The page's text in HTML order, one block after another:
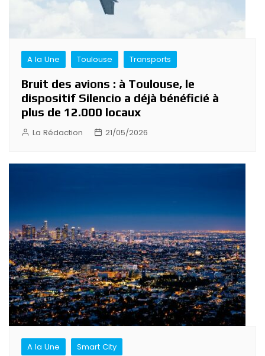
A la Une Toulouse Transports
Bruit des avions : à Toulouse, le
dispositif Silencio a déjà bénéficié à
plus de 12.000 locaux
La Rédaction 21/05/2026
A la Une Smart City